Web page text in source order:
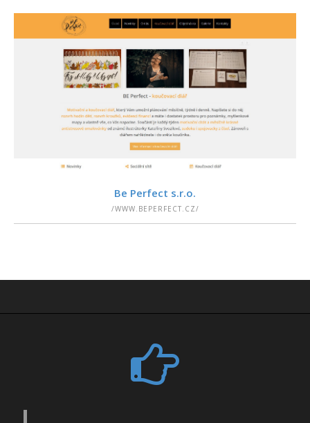
PODROBNOSTI
Be Perfect s.r.o.
/WWW.BEPERFECT.CZ/